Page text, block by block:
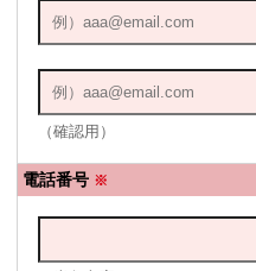
（確認用）
電話番号 ※